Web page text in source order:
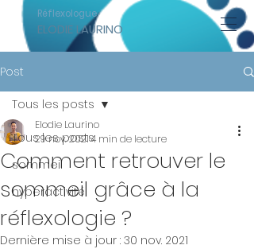
ELODIE LAURINO
Réflexologue
Post
Tous les posts
sommeil
hyperactivité
Tous les posts
Comment retrouver le
sommeil grâce à la
réflexologie ?
Elodie Laurino
29 nov. 20214 min de lecture
Dernière mise à jour : 30 nov. 2021